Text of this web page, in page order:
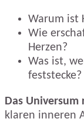
Warum ist
Wie
Herzen?
Was ist,
feststecke?
Das
klaren inneren